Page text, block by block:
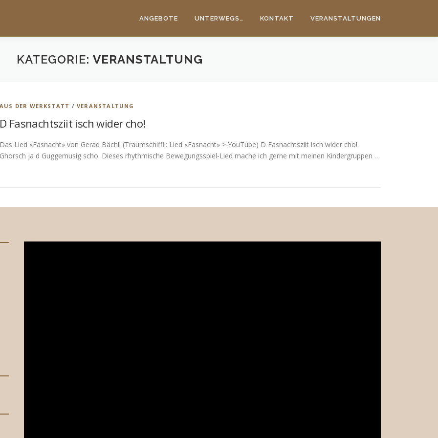
ANGEBOTE UNTERWEGS… KONTAKT VERANSTALTUNGEN
KATEGORIE: VERANSTALTUNG
AUS DER WERKSTATT /VERANSTALTUNG
D Fasnachtsziit isch wider cho!
Das Lied «Fasnacht» von Gerad Bächli (Traumschiffli: Lied «Fasnacht» > YouTube) D Fasnachtsziit isch wider cho!
Ghörsch ja d Guggemusig scho. Dieses rhythmische Bewegungsspiel-Lied mache ich gerne mit meinen Kindergruppen …